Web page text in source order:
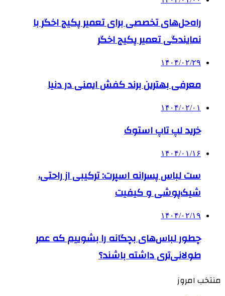
راه‌حل‌های تخصصی برای تعمیر پکیج اخگر با
نمایندگی تعمیر پکیج اخگر
۱۴۰۴/۰۲/۲۹
معرفی بهترین برند کفش ایمنی در دنیا
۱۴۰۴/۰۲/۰۱
خرید لپ تاپ استوک
۱۴۰۴/۰۱/۱۶
ست لباس پسرانه اسپرت: ترکیبی از راحتی،
شیک‌پوشی و کیفیت
۱۴۰۴/۰۲/۱۹
چطور لباس‌های بچگانه را بشوییم که عمر
طولانی‌تری داشته باشند؟
منتخب امروز